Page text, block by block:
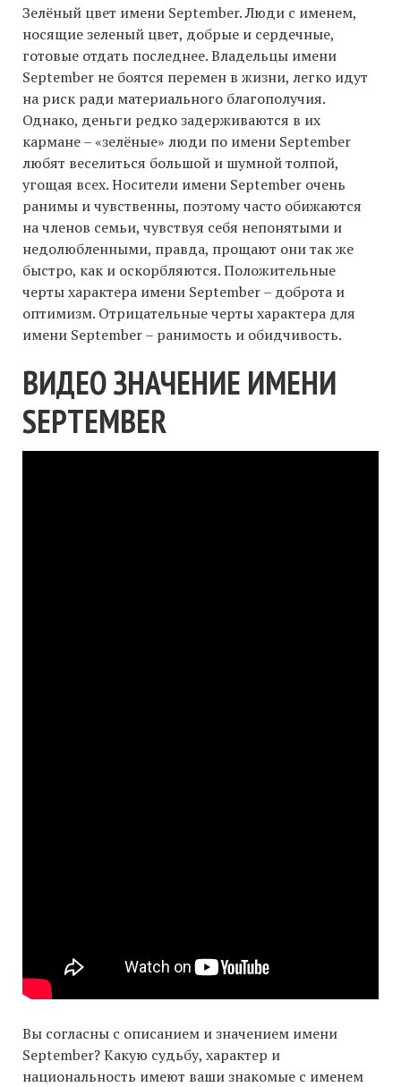
Зелёный цвет имени September. Люди с именем,
носящие зеленый цвет, добрые и сердечные,
готовые отдать последнее. Владельцы имени
September не боятся перемен в жизни, легко идут
на риск ради материального благополучия.
Однако, деньги редко задерживаются в их
кармане – «зелёные» люди по имени September
любят веселиться большой и шумной толпой,
угощая всех. Носители имени September очень
ранимы и чувственны, поэтому часто обижаются
на членов семьи, чувствуя себя непонятыми и
недолюбленными, правда, прощают они так же
быстро, как и оскорбляются. Положительные
черты характера имени September – доброта и
оптимизм. Отрицательные черты характера для
имени September – ранимость и обидчивость.
ВИДЕО ЗНАЧЕНИЕ ИМЕНИ
SEPTEMBER
Вы согласны с описанием и значением имени
September? Какую судьбу, характер и
национальность имеют ваши знакомые с именем